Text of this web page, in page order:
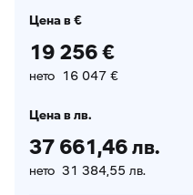
Цена в €
19 256 €
нето 16 047 €
Цена в лв.
37 661,46 лв.
нето 31 384,55 лв.